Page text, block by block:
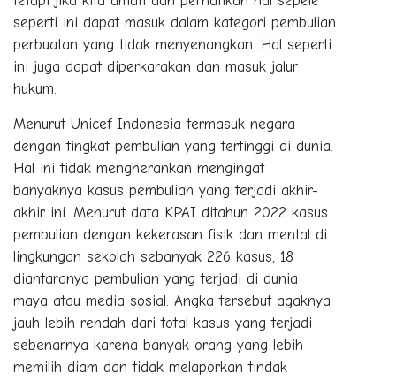
seperti ini dapat masuk dalam kategori pembulian
perbuatan yang tidak menyenangkan. Hal seperti
ini juga dapat diperkarakan dan masuk jalur
hukum.
Menurut Unicef Indonesia termasuk negara
dengan tingkat pembulian yang tertinggi di dunia.
Hal ini tidak mengherankan mengingat
banyaknya kasus pembulian yang terjadi akhir-
akhir ini. Menurut data KPAI ditahun 2022 kasus
pembulian dengan kekerasan fisik dan mental di
lingkungan sekolah sebanyak 226 kasus, 18
diantaranya pembulian yang terjadi di dunia
maya atau media sosial. Angka tersebut agaknya
jauh lebih rendah dari total kasus yang terjadi
sebenarnya karena banyak orang yang lebih
memilih diam dan tidak melaporkan tindak